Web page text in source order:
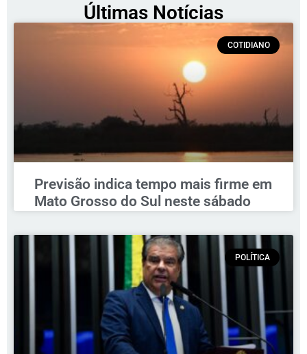
Últimas Notícias
COTIDIANO
Previsão indica tempo mais firme em
Mato Grosso do Sul neste sábado
POLÍTICA